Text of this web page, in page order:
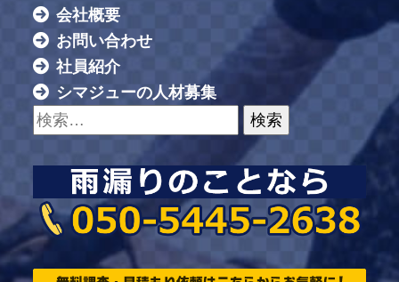
会社概要
お問い合わせ
社員紹介
シマジューの人材募集
検索: